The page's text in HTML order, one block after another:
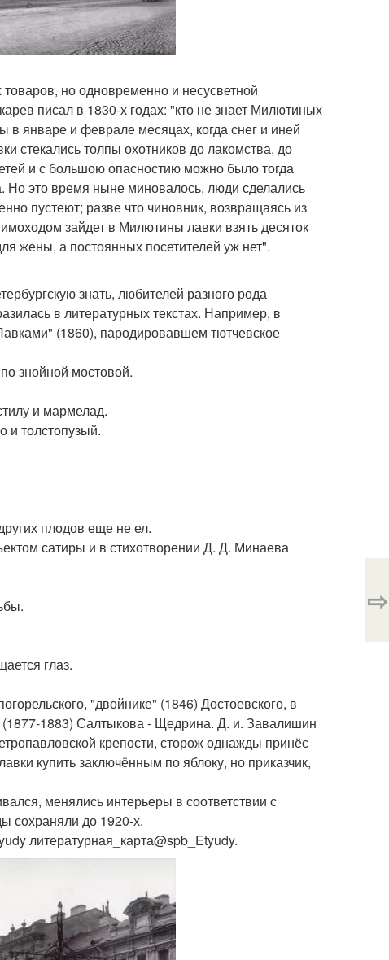
но одновременно и несусветной
писал в 1830-х годах: "кто не знает Милютиных
январе и феврале месяцах, когда снег и иней
толпы охотников до лакомства, до
и с большою опасностию можно было тогда
Но это время ныне миновалось, люди сделались
пустеют; разве что чиновник, возвращаясь из
зайдет в Милютины лавки взять десяток
жены, а постоянных посетителей уж нет".
знать, любителей разного рода
в литературных текстах. Например, в
(1860), пародировавшем тютчевское
знойной мостовой.
и мармелад.
и толстопузый.
плодов еще не ел.
сатиры и в стихотворении Д. Д. Минаева
глаз.
"двойнике" (1846) Достоевского, в
(1877-1883) Салтыкова - Щедрина. Д. и. Завалишин
крепости, сторож однажды принёс
купить заключённым по яблоку, но приказчик,
менялись интерьеры в соответствии с
сохраняли до 1920-х.
литературная_карта@spb_Etyudy.
⇨